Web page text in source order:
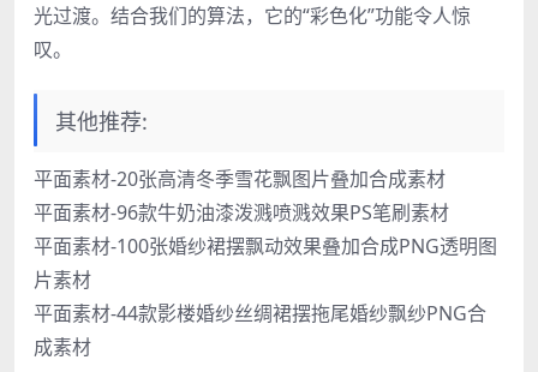
光过渡。结合我们的算法，它的“彩色化”功能令人惊
叹。
其他推荐:
平面素材-20张高清冬季雪花飘图片叠加合成素材
平面素材-96款牛奶油漆泼溅喷溅效果PS笔刷素材
平面素材-100张婚纱裙摆飘动效果叠加合成PNG透明图
片素材
平面素材-44款影楼婚纱丝绸裙摆拖尾婚纱飘纱PNG合
成素材